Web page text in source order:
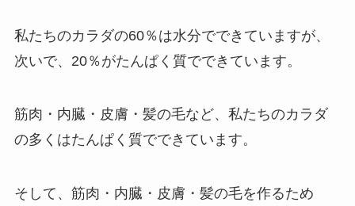
私たちのカラダの60％は水分でできていますが、
次いで、20％がたんぱく質でできています。
筋肉・内臓・皮膚・髪の毛など、私たちのカラダ
の多くはたんぱく質でできています。
そして、筋肉・内臓・皮膚・髪の毛を作るため